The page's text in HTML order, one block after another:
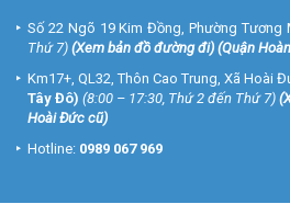
Số 22 Ngõ 19 Kim Đồng, Phường Tương
Thứ 7) (Xem bản đồ đường đi) (Quận
Km17+, QL32, Thôn Cao Trung, Xã Hoài
Tây Đô) (8:00 – 17:30, Thứ 2 đến Thứ 7) (
Hoài Đức cũ)
Hotline: 0989 067 969